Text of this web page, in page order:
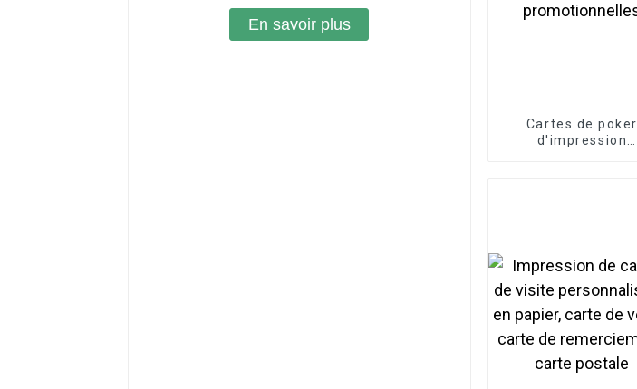
En savoir plus
Cartes de poker
d'impression